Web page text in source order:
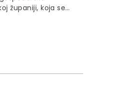
županiji, koja se